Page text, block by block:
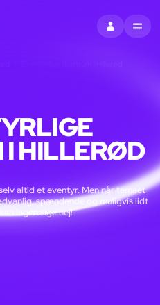
LOG INDMENU
I HILLERØD
altid et eventyr. Men når temaet
spændende og muligvis lidt
ingen sige nej!